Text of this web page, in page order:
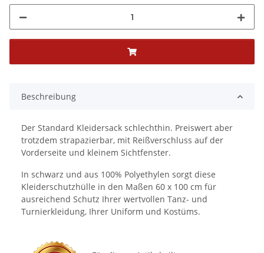
Beschreibung
Der Standard Kleidersack schlechthin. Preiswert aber
trotzdem strapazierbar, mit Reißverschluss auf der
Vorderseite und kleinem Sichtfenster.
In schwarz und aus 100% Polyethylen sorgt diese
Kleiderschutzhülle in den Maßen 60 x 100 cm für
ausreichend Schutz Ihrer wertvollen Tanz- und
Turnierkleidung, Ihrer Uniform und Kostüms.